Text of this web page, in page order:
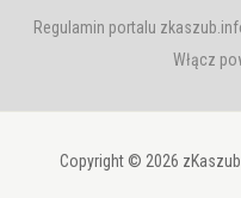
Regulamin portalu
Włącz
Copyright © 2026